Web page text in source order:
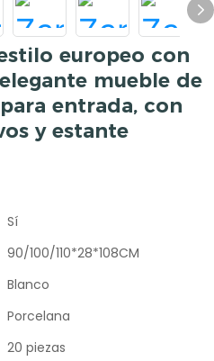
europeo con
mueble de
entrada, con
y estante
Sí
90/100/110*28*108CM
Blanco
Porcelana
20 piezas